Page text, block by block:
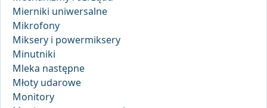
Mierniki uniwersalne
Mikrofony
Miksery i powermiksery
Minutniki
Mleka następne
Młoty udarowe
Monitory